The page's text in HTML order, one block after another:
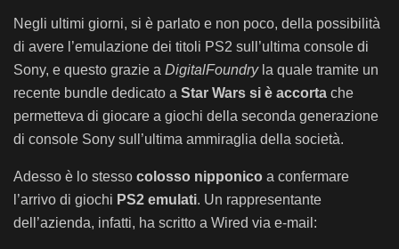
Negli ultimi giorni, si è parlato e non poco, della possibilità
di avere l’emulazione dei titoli PS2 sull’ultima console di
Sony, e questo grazie a DigitalFoundryla quale tramite un
recente bundle dedicato a Star Wars si è accorta che
permetteva di giocare a giochi della seconda generazione
di console Sony sull’ultima ammiraglia della società.
Adesso è lo stesso colosso nipponico a confermare
l’arrivo di giochi PS2 emulati. Un rappresentante
dell’azienda, infatti, ha scritto a Wired via e-mail: